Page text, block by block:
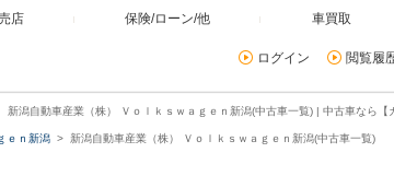
店 保険/ローン/他 車買取
ログイン 閲覧履
新潟自動車産業（株） Ｖｏｌｋｓｗａｇｅｎ新潟(中古車一覧) | 中古車なら【
ｅｎ新潟 新潟自動車産業（株） Ｖｏｌｋｓｗａｇｅｎ新潟(中古車一覧)